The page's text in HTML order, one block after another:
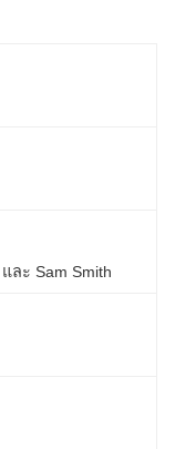
ละ Sam Smith